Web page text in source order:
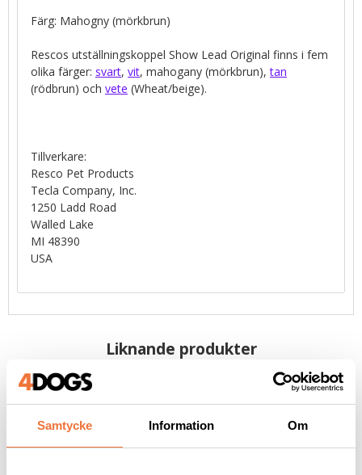
Samtycke Information Om
Färg: Mahogny (mörkbrun)
Rescos utställningskoppel Show Lead Original finns i fem
olika färger: svart, vit, mahogany (mörkbrun),tan
(rödbrun) och vete (Wheat/beige).
Tillverkare:
Resco Pet Products
Tecla Company, Inc.
1250 Ladd Road
Walled Lake
MI 48390
USA
Liknande produkter
NYHET